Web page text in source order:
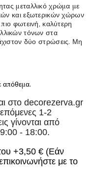
μεταλλικό χρώμα με
και εξωτερικών χώρων
φωτεινή, καλύτερη
τόνων στα
δύο στρώσεις. Μη
απόθεμα.
στο decorezerva.gr
1-2
γίνονται από
- 18:00.
+3,50 € (Εάν
με το